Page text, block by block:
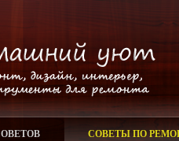
СОВЕТЫ ПО